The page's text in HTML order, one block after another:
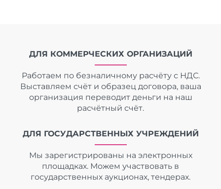
ДЛЯ КОММЕРЧЕСКИХ ОРГАНИЗАЦИЙ
Работаем по безналичному расчёту с НДС.
Выставляем счёт и образец договора, ваша
организация переводит деньги на наш
расчётный счёт.
ДЛЯ ГОСУДАРСТВЕННЫХ УЧРЕЖДЕНИЙ
Мы зарегистрированы на электронных
площадках. Можем участвовать в
государственных аукционах, тендерах.